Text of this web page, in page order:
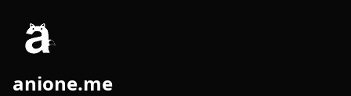
anione.me